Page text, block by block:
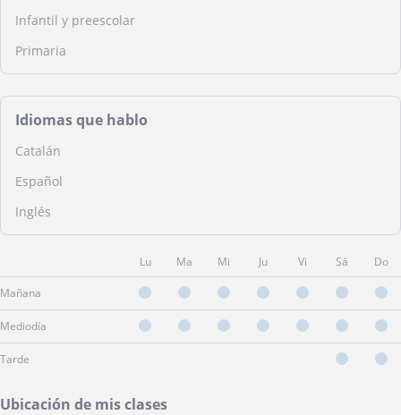
Infantil y preescolar
Primaria
Idiomas que hablo
Catalán
Español
Inglés
Lu Ma Mi Ju Vi Sá Do
Mañana
Mediodía
Tarde
Ubicación de mis clases